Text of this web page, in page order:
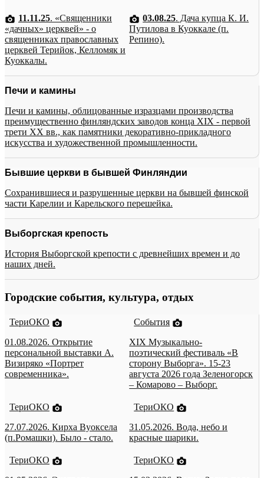
11.11.25. «Священники
«дачных» церквей» - о
священниках православных
церквей Терийок, Келломяк и
Куоккалы.
03.08.25. Дача купца К. И.
Путилова в Куоккале (п.
Репино).
Печи и камины
Печи и камины, облицованные изразцами производства
преимущественно финляндских заводов конца XIX - первой
трети XX вв., как памятники декоративно-прикладного
искусства и художественной промышленности.
Бывшие церкви в бывшей Финляндии
Сохранившиеся и разрушенные церкви на бывшей финской
части Карелии и Карельского перешейка.
Выборгская крепость
История Выборгской крепости с древнейших времен и до
наших дней.
Городские события, культура, отдых
ТериОКО
01.08.2026. Открытие
персональной выставки А.
Визиряко «Портрет
современника».
События
XIX Музыкально-
поэтический фестиваль «В
сторону Выборга». 15-23
августа 2026 года Зеленогорск
– Комарово – Выборг.
ТериОКО
27.07.2026. Кирха Вуоксела
(п.Ромашки). Было - стало.
ТериОКО
31.05.2026. Вода, небо и
красные шарики.
ТериОКО
ТериОКО